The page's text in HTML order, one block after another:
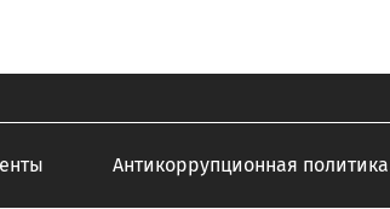
Антикоррупционная политика